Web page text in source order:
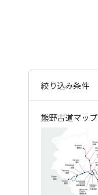
絞り込み条件
熊野古道マップ